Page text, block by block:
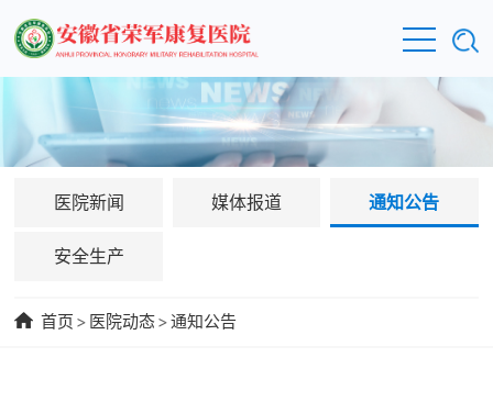
医院新闻 媒体报道 通知公告
安全生产
首页 > 医院动态>通知公告